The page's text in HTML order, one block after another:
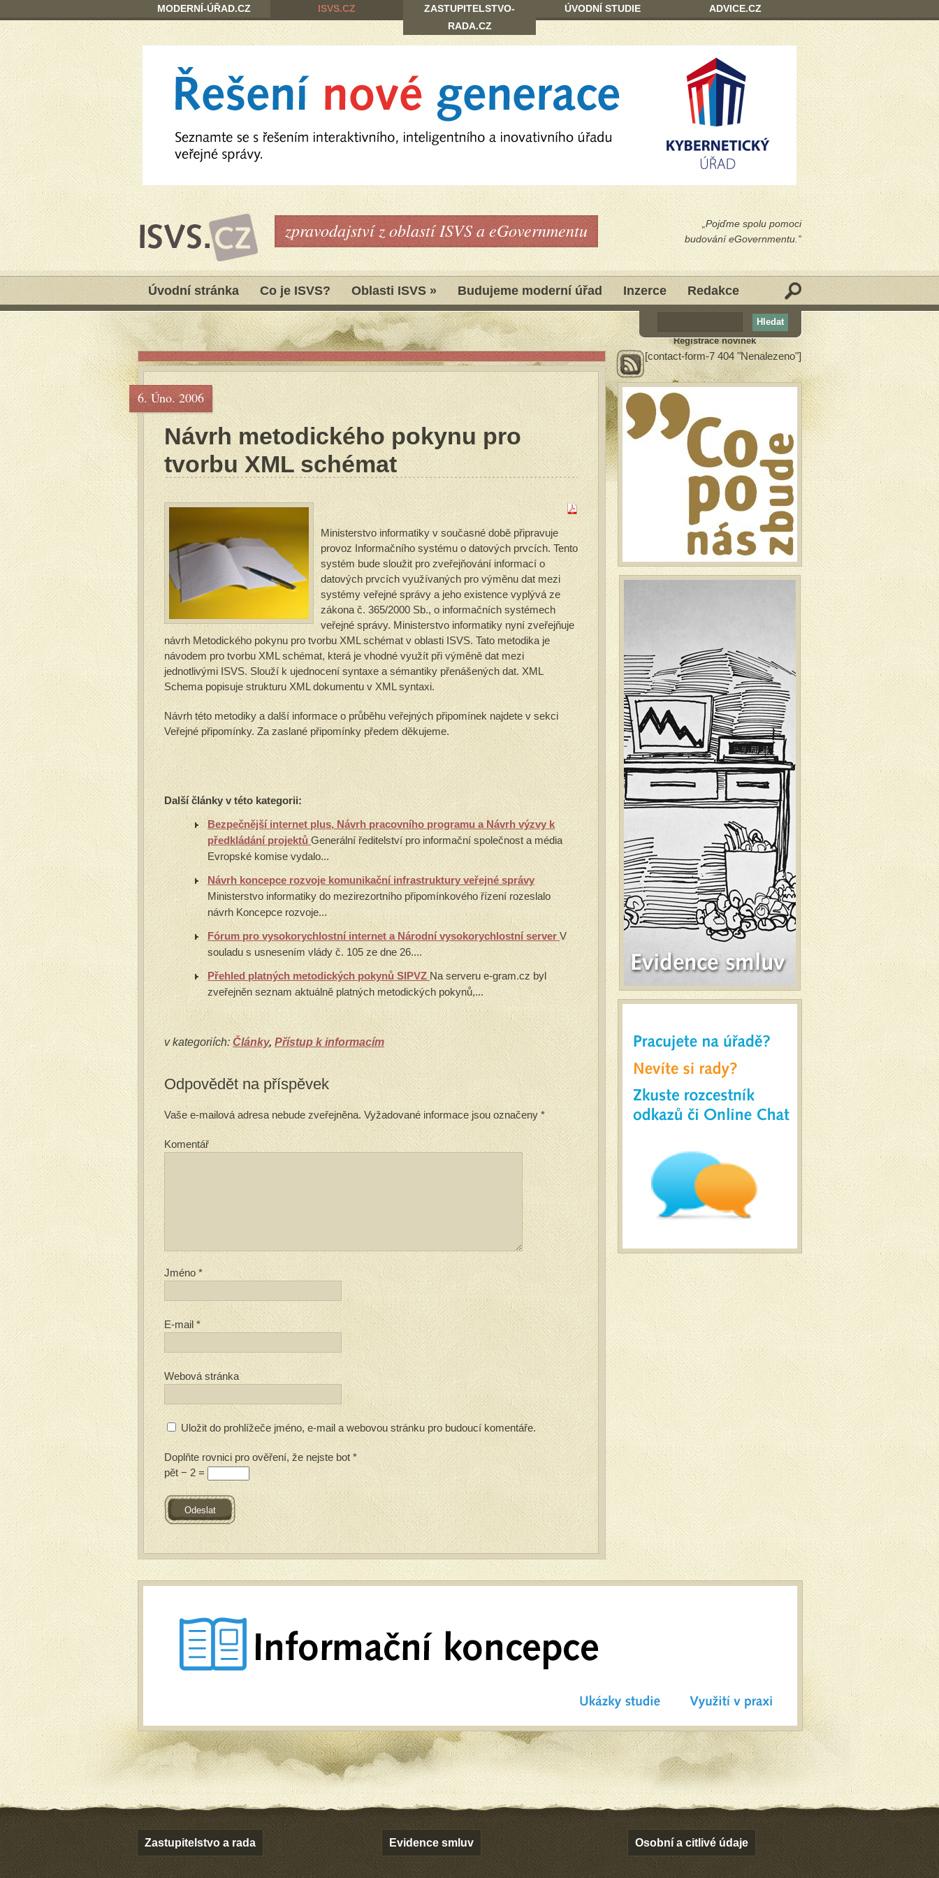
„Pojďme spolu pomoci
budování eGovernmentu.”
zpravodajství z oblastí ISVS a eGovernmentu
Úvodní stránka Co je ISVS? Oblasti ISVS » Budujeme moderní úřad Inzerce Redakce
6. Úno. 2006
Návrh metodického pokynu pro
tvorbu XML schémat
Ministerstvo informatiky v současné době připravuje
provoz Informačního systému o datových prvcích. Tento
systém bude sloužit pro zveřejňování informací o
datových prvcích využívaných pro výměnu dat mezi
systémy veřejné správy a jeho existence vyplývá ze
zákona č. 365/2000 Sb., o informačních systémech
veřejné správy. Ministerstvo informatiky nyní zveřejňuje
návrh Metodického pokynu pro tvorbu XML schémat v oblasti ISVS. Tato metodika je
návodem pro tvorbu XML schémat, která je vhodné využít při výměně dat mezi
jednotlivými ISVS. Slouží k ujednocení syntaxe a sémantiky přenášených dat. XML
Schema popisuje strukturu XML dokumentu v XML syntaxi.
Návrh této metodiky a další informace o průběhu veřejných připomínek najdete v sekci
Veřejné připomínky. Za zaslané připomínky předem děkujeme.
Další články v této kategorii:
Bezpečnější internet plus, Návrh pracovního programu a Návrh výzvy k
předkládání projektůGenerální ředitelství pro informační společnost a média
Evropské komise vydalo...
Návrh koncepce rozvoje komunikační infrastruktury veřejné správy
Ministerstvo informatiky do mezirezortního připomínkového řízení rozeslalo
návrh Koncepce rozvoje...
Fórum pro vysokorychlostní internet a Národní vysokorychlostní server V
souladu s usnesením vlády č. 105 ze dne 26....
Přehled platných metodických pokynů SIPVZ Na serveru e-gram.cz byl
zveřejněn seznam aktuálně platných metodických pokynů,...
v kategoriích: Články, Přístup k informacím
Odpovědět na příspěvek
Vaše e-mailová adresa nebude zveřejněna. Vyžadované informace jsou označeny*
Komentář
Jméno *
E-mail *
Webová stránka
Uložit do prohlížeče jméno, e-mail a webovou stránku pro budoucí komentáře.
Doplňte rovnici pro ověření, že nejste bot *
pět − 2 =
Registrace novinek
[contact-form-7 404 "Nenalezeno"]
Zastupitelstvo a rada Evidence smluv Osobní a citlivé údaje
MODERNÍ-ÚŘAD.CZ ISVS.CZ
ZASTUPITELSTVO-
RADA.CZ
ÚVODNÍ STUDIE ADVICE.CZ